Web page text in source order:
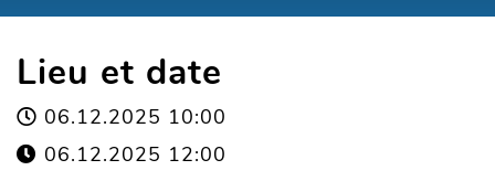
Lieu et date
06.12.2025 10:00
06.12.2025 12:00